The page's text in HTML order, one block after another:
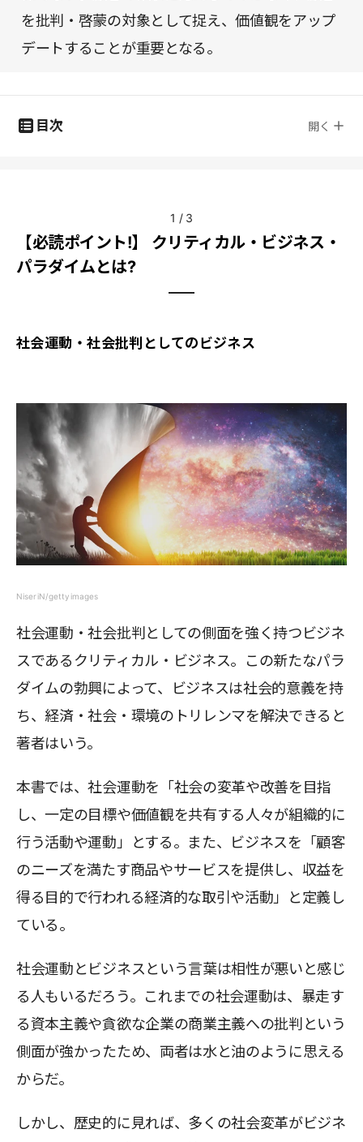
を批判・啓蒙の対象として捉え、価値観をアップ
デートすることが重要となる。
目次 開く
1 / 3
【必読ポイント!】 クリティカル・ビジネス・
パラダイムとは?
社会運動・社会批判としてのビジネス
NiseriN/gettyimages
社会運動・社会批判としての側面を強く持つビジネ
スであるクリティカル・ビジネス。この新たなパラ
ダイムの勃興によって、ビジネスは社会的意義を持
ち、経済・社会・環境のトリレンマを解決できると
著者はいう。
本書では、社会運動を「社会の変革や改善を目指
し、一定の目標や価値観を共有する人々が組織的に
行う活動や運動」とする。また、ビジネスを「顧客
のニーズを満たす商品やサービスを提供し、収益を
得る目的で行われる経済的な取引や活動」と定義し
ている。
社会運動とビジネスという言葉は相性が悪いと感じ
る人もいるだろう。これまでの社会運動は、暴走す
る資本主義や貪欲な企業の商業主義への批判という
側面が強かったため、両者は水と油のように思える
からだ。
しかし、歴史的に見れば、多くの社会変革がビジネ